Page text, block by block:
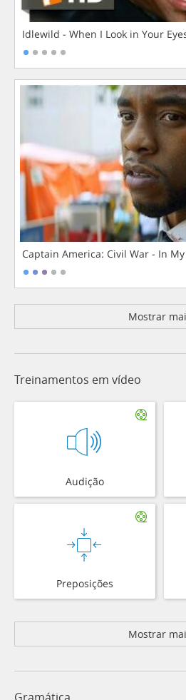
Idlewild - When I Look in Your
Captain America: Civil War - In
Mostrar
Treinamentos em vídeo
Audição
Preposições
Mostrar